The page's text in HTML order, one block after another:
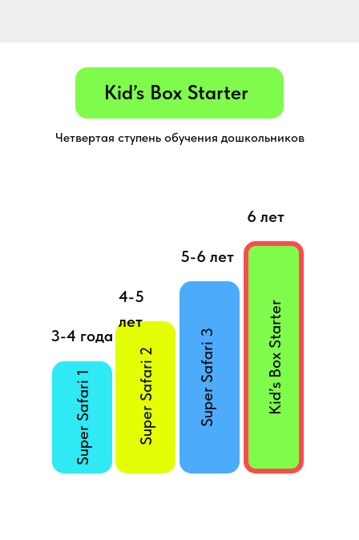
Super Safari 2
3-4 года
Super Safari 1
4-5
лет
Super Safari 3 Kid’s Box Starter
5-6 лет
6 лет
Kid’s Box Starter
Четвертая ступень обучения дошкольников